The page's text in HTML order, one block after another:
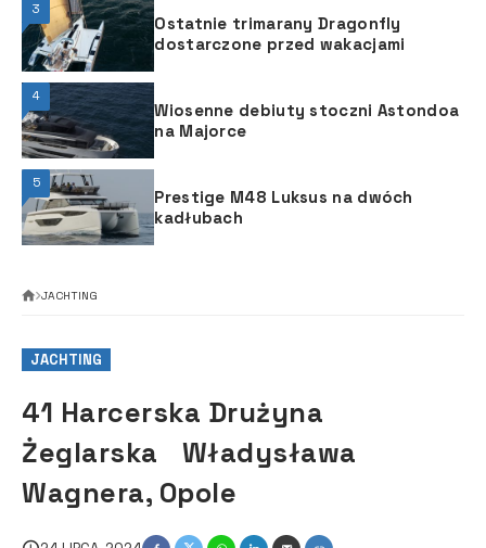
3
Ostatnie trimarany Dragonfly
dostarczone przed wakacjami
4
Wiosenne debiuty stoczni Astondoa
na Majorce
5
Prestige M48 Luksus na dwóch
kadłubach
JACHTING
JACHTING
41 Harcerska Drużyna
Żeglarska Władysława
Wagnera, Opole